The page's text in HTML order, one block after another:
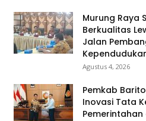
Murung Raya
Berkualitas
Jalan
Agustus 4, 2026
Pemkab
Inovasi Tata
Pemerintahan